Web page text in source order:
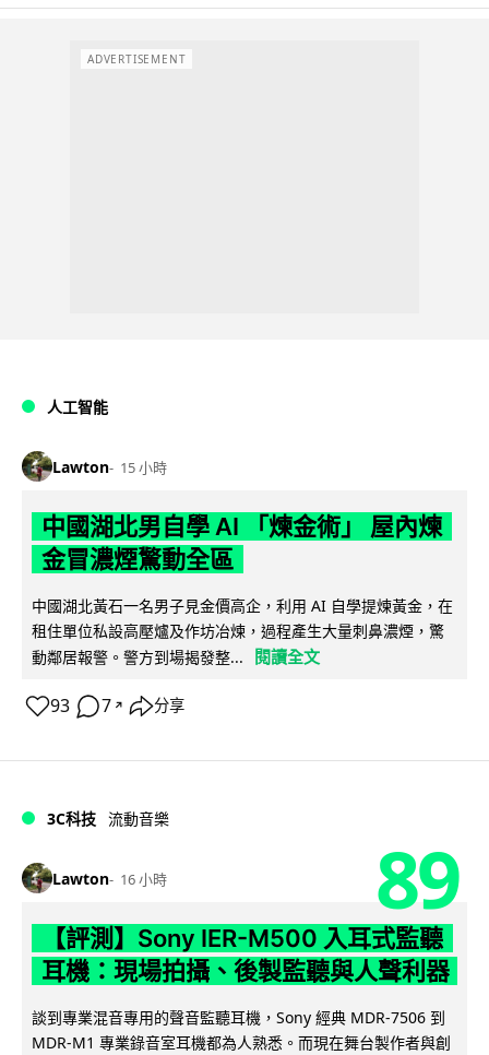
ADVERTISEMENT
人工智能
Lawton 15 小時
中國湖北男自學 AI 「煉金術」 屋內煉
金冒濃煙驚動全區
中國湖北黃石一名男子見金價高企，利用 AI 自學提煉黃金，在
租住單位私設高壓爐及作坊冶煉，過程產生大量刺鼻濃煙，驚
動鄰居報警。警方到場揭發整...
閱讀全文
93 7 ↗ 分享
3C科技 流動音樂
Lawton 16 小時 89
【評測】Sony IER-M500 入耳式監聽
耳機：現場拍攝、後製監聽與人聲利器
談到專業混音專用的聲音監聽耳機，Sony 經典 MDR-7506 到
MDR-M1 專業錄音室耳機都為人熟悉。而現在舞台製作者與創